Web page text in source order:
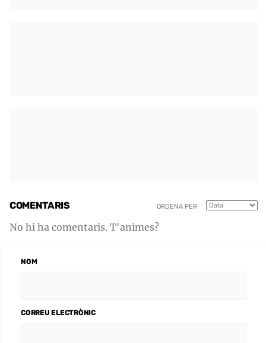
COMENTARIS ORDENA PER
No hi ha comentaris. T'animes?
NOM
CORREU ELECTRÒNIC